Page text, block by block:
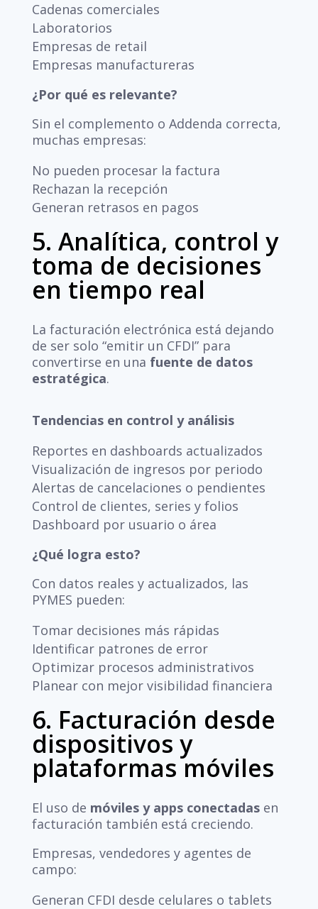
Cadenas comerciales
Laboratorios
Empresas de retail
Empresas manufactureras
¿Por qué es relevante?
Sin el complemento o Addenda correcta,
muchas empresas:
No pueden procesar la factura
Rechazan la recepción
Generan retrasos en pagos
5. Analítica, control y
toma de decisiones
en tiempo real
La facturación electrónica está dejando
de ser solo “emitir un CFDI” para
convertirse en una fuente de datos
estratégica.
Tendencias en control y análisis
Reportes en dashboards actualizados
Visualización de ingresos por periodo
Alertas de cancelaciones o pendientes
Control de clientes, series y folios
Dashboard por usuario o área
¿Qué logra esto?
Con datos reales y actualizados, las
PYMES pueden:
Tomar decisiones más rápidas
Identificar patrones de error
Optimizar procesos administrativos
Planear con mejor visibilidad financiera
6. Facturación desde
dispositivos y
plataformas móviles
El uso de móviles y apps conectadasen
facturación también está creciendo.
Empresas, vendedores y agentes de
campo:
Generan CFDI desde celulares o tablets